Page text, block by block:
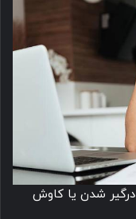
درگیر شدن یا کاوش